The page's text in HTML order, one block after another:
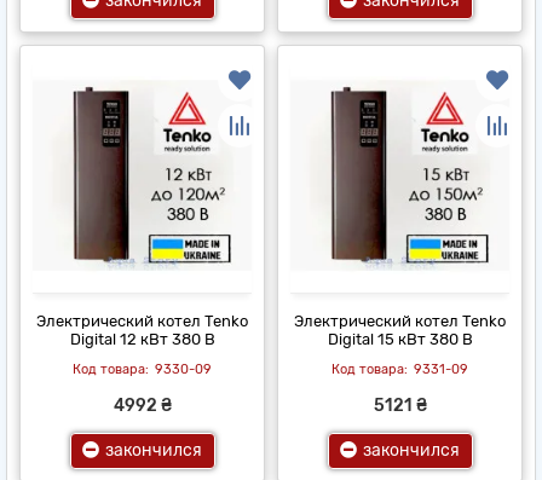
Электрический котел Tenko
Digital 12 кВт 380 В
9330-09
4992 ₴
закончился
Электрический котел Tenko
Digital 15 кВт 380 В
9331-09
5121 ₴
закончился